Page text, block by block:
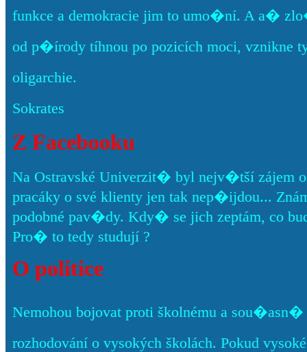
funkce a demokracie jim to umo�ní. A a�
od p�írody tíhnou po pozicích moci, vznikne
oligarchie.
Sokrates
Z Facebooku
Na Ostravské Univerzit� byl nejv�tší zájem
pracáky o své klienty jen tak nep�ijdou...
podobné pav�dy. Kdy� se jich zeptám, co
Pro� to tedy studují ?
O politice
Nemohou bojovat proti školnému a
rozhodování o vysokých školách. Pokud